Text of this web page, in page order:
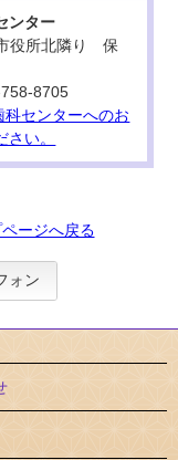
ンター
役所北隣り 保
8705
センターへのお
い。
ページへ戻る
ォン